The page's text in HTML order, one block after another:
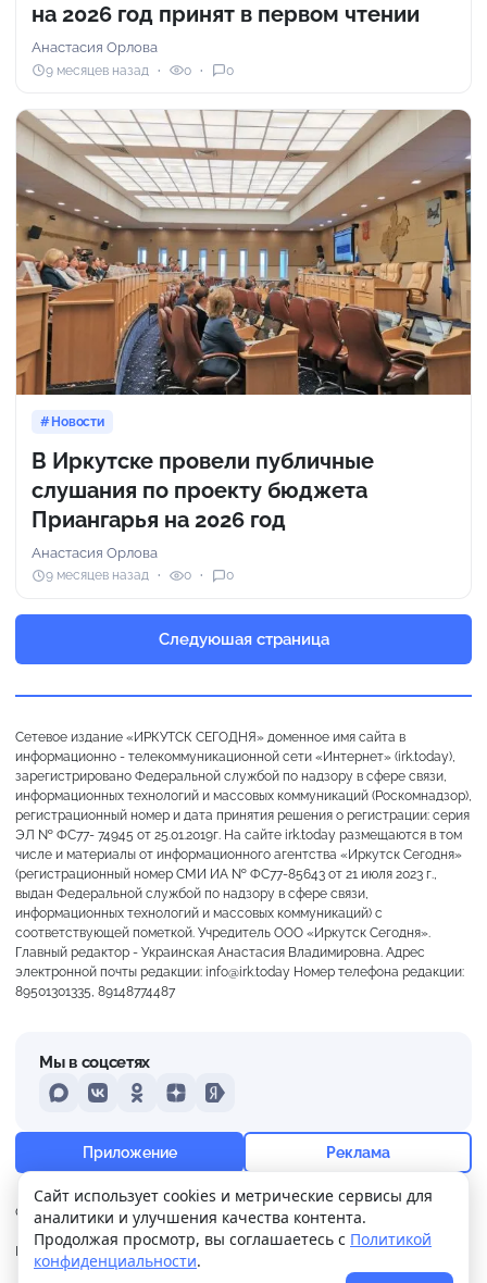
+12° Ощущается как +12
10 м/с 762 мм 92%
на 2026 год принят в первом чтении
Анастасия Орлова
9 месяцев назад 0 0
Новости
В Иркутске провели публичные
слушания по проекту бюджета
Приангарья на 2026 год
Анастасия Орлова
9 месяцев назад 0 0
Следуюшая страница
Сетевое издание «ИРКУТСК СЕГОДНЯ» доменное имя сайта в
информационно - телекоммуникационной сети «Интернет» (irk.today),
зарегистрировано Федеральной службой по надзору в сфере связи,
информационных технологий и массовых коммуникаций (Роскомнадзор),
регистрационный номер и дата принятия решения о регистрации: серия
ЭЛ № ФС77- 74945 от 25.01.2019г. На сайте irk.today размещаются в том
числе и материалы от информационного агентства «Иркутск Сегодня»
(регистрационный номер СМИ ИА № ФС77-85643 от 21 июля 2023 г.,
выдан Федеральной службой по надзору в сфере связи,
информационных технологий и массовых коммуникаций) с
соответствующей пометкой. Учредитель ООО «Иркутск Сегодня».
Главный редактор - Украинская Анастасия Владимировна. Адрес
электронной почты редакции: info@irk.today Номер телефона редакции:
89501301335, 89148774487
О нас Контакты Прислать новость
Реклама
Политика
конфиденциальности
Мы в соцсетях
MAXVKontakteOdnoklassniki
DzenYandex
Приложение Реклама
Сайт использует cookies и метрические сервисы для
аналитики и улучшения качества контента.
Продолжая просмотр, вы соглашаетесь с Политикой
конфиденциальности.